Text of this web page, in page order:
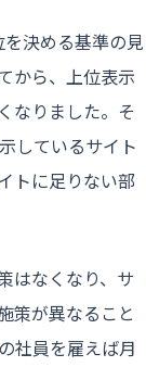
決める基準の見
から、上位表示
なりました。そ
しているサイト
トに足りない部
はなくなり、サ
策が異なること
社員を雇えば月